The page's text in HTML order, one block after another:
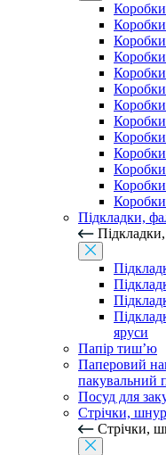
Коробки
Коробки
Коробки
Коробки
Коробки
Коробки
Коробки
Коробки
Підкладки,
яруси
Папір тиш’ю
Паперовий
пакувальний
Посуд для
Стрічки,
Стрічки,